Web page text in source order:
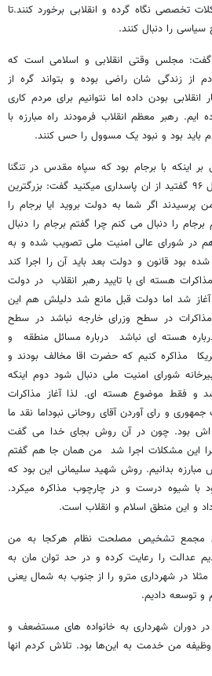
نگاه گرده و انقلابی برخورد کنند.تا
را دنبال کنند.
مجلس وقتی انقلابی و اسلامی است که
از زندگی شان راضی بوده و بتواند گره از
بودن داده اما نتوانیم برای مردم کاری
رهبر معظم انقلاب فرمودند راه مبارزه با
باید بود و نبود یک مسوول را حس کنند.
بر اینکه با برجام بود که سپاه مقدس در تنگنا
قرار گرفت پس چرا شما در سال ۹۶ گفتید از ان پاسداری میکنید گفت: بزرگترین
اگر شما به دولت بروید ایا برجام را
را دنبال می کنم چرا گفتم برجام را دنبال
در شورای عالی امنیت ملی تصویب شده و به
بود قانون و دولت بعد باید آن را اجرا کند
هسته ای با تایید رهبر انقلاب در دولت
شد اما دولت قبل مانع شد دلیلش هم این
در سطح وزرای خارجه نباشد در سطح
هسته ای نباشد درباره مسائل منطقه و
مذاکره کنیم که حضرت اقا مخالف بودند و
شورای امنیت ملی دنبال شود دوم اینکه
و فقط موضوع هسته ای. لذا آغاز مذاکرات
و رای آوردن آقای روحانی نبوداما نقد ما
اش بود. چون در آن روش بجای خدا می گفت
این مشکلات اجرا شد من همان جا هم گفتم
بدانیم. روش شهید سلیمانی این بود که
با شیوه درست و در چارچوب مذاکره میکرد.
و این منطق اسلام و انقلاب است.
مجمع تشخیص مصلحت نظام هرکجا به من
عدالت را رعایت کرده و در حد توان مان به
در شهرداری مترو را از جنوب به شمال یعنی
و توسعه دادیم.
دوران شهرداری به خانواده های مستضعف و
من خدمت به این‌ها بود. تلاش کردم انها